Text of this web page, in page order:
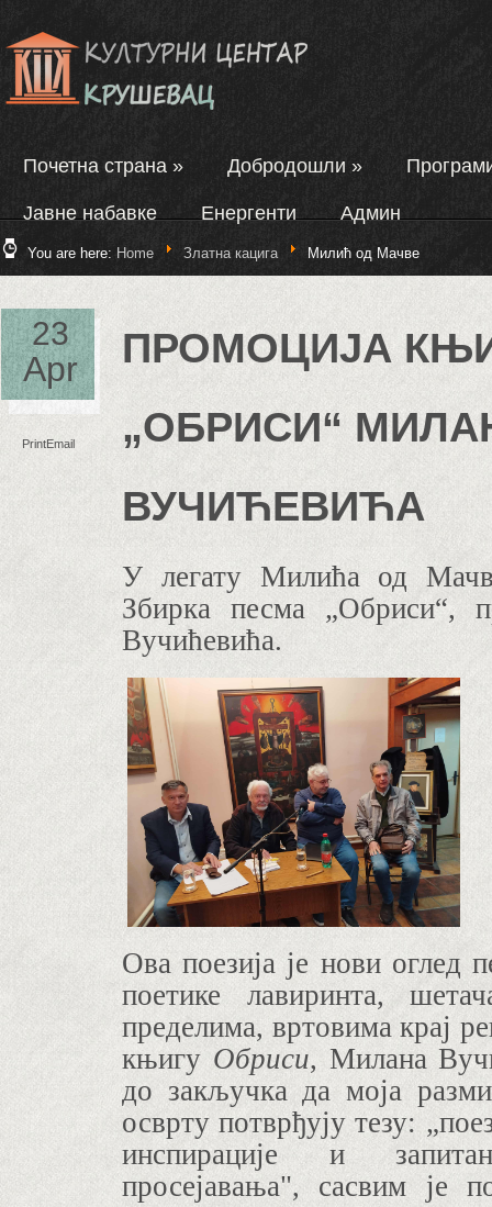
Почетна страна » Добродошли »
Јавне набавке Енергенти Админ
You are here: Home Златна кацига Милић од Мачве
23
Apr
PrintEmail
ПРОМОЦИЈА
„ОБРИСИ“
ВУЧИЋЕВИЋА
У легату Милића од
Збирка песма „Обриси“,
Вучићевића.
Ова поезија је нови оглед
поетике лавиринта,
пределима, вртовимакрај
књигу Обриси, Милана
до закључка да моја
освртупотврђују тезу: „
инспирације и
просејавања", сасвим је